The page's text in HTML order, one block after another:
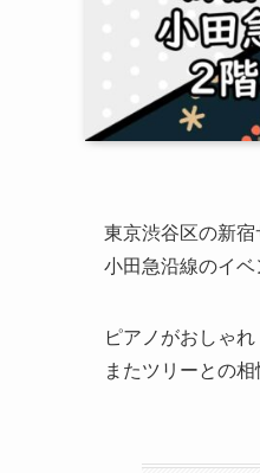
東京渋谷区の新宿
小田急沿線のイベ
ピアノがおしゃれ
またツリーとの